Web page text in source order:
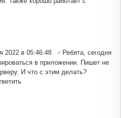
2022 в 05:46:48 # Ребята, сегодня
в приложении. Пишет не
И что с этим делать?